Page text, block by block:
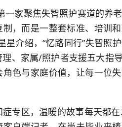
一家聚焦失智照护赛道的养
制，而是一整套标准、培训
星介绍，“忆路同行”失智照
、家属/照护者支援五大指
角色与家庭价值，让每一位
专区，温暖的故事每天都